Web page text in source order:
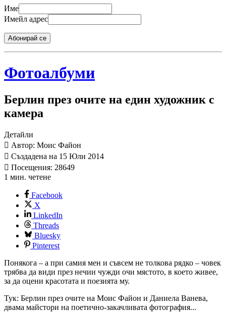
Име
Имейл адрес
Абонирай се
Фотоалбуми
Берлин през очите на един художник с
камера
Детайли
Автор: Моис Файон
Създадена на 15 Юли 2014
Посещения: 28649
1 мин. четене
Facebook
X
LinkedIn
Threads
Bluesky
Pinterest
Понякога – а при самия мен и съвсем не толкова рядко – човек
трябва да види през нечии чужди очи мястото, в което живее,
за да оцени красотата и поезията му.
Тук: Берлин през очите на Моис Файон и Даниела Ванева,
двама майстори на поетично-закачливата фотография...